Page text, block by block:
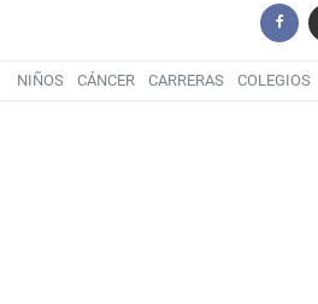
NIÑOS CÁNCER CARRERAS COLEGIOS